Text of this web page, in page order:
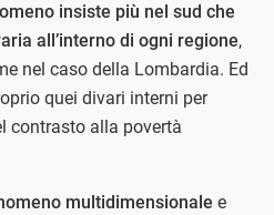
insiste più nel sud che
all’interno di ogni regione,
nel caso della Lombardia. Ed
quei divari interni per
contrasto alla povertà
multidimensionale e